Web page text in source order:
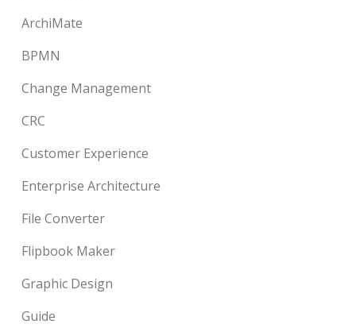
ArchiMate
BPMN
Change Management
CRC
Customer Experience
Enterprise Architecture
File Converter
Flipbook Maker
Graphic Design
Guide